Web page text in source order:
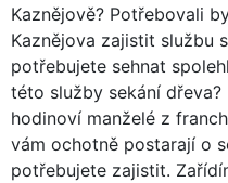
Kaznějově? Potřebovali
Kaznějova zajistit službu
potřebujete sehnat
této služby sekání dřeva?
hodinoví manželé z
vám ochotně postarají o
potřebujete zajistit.